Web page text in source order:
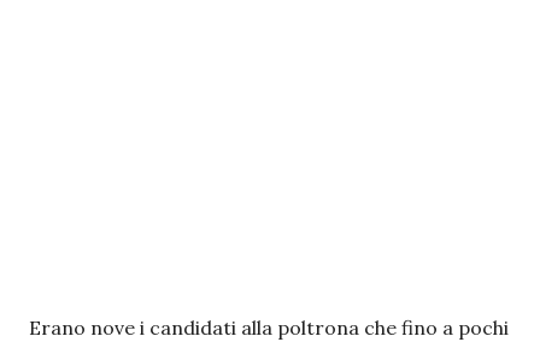
Erano nove i candidati alla poltrona che fino a pochi